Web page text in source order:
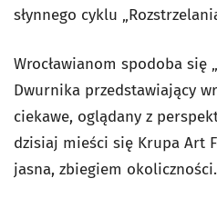
słynnego cyklu
Wrocławianom spodoba się
Dwurnika przedstawiający
ciekawe, oglądany z
dzisiaj mieści się Krupa Art
jasna, zbiegiem okoliczności.